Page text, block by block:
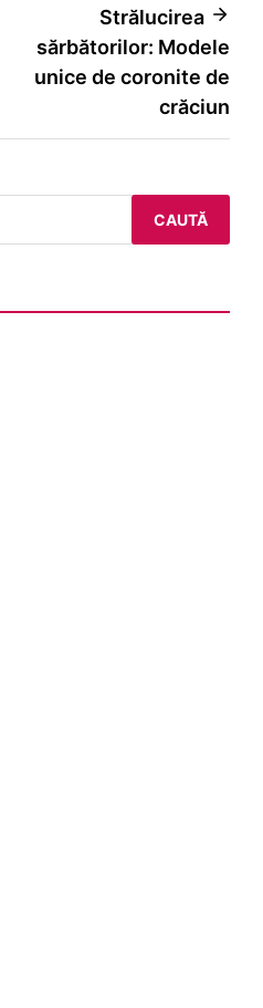
Strălucirea
sărbătorilor: Modele
unice de coronite de
crăciun